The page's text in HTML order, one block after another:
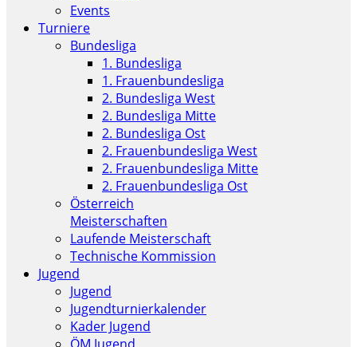
Events
Turniere
Bundesliga
1. Bundesliga
1. Frauenbundesliga
2. Bundesliga West
2. Bundesliga Mitte
2. Bundesliga Ost
2. Frauenbundesliga West
2. Frauenbundesliga Mitte
2. Frauenbundesliga Ost
Österreich
Meisterschaften
Laufende Meisterschaft
Technische Kommission
Jugend
Jugend
Jugendturnierkalender
Kader Jugend